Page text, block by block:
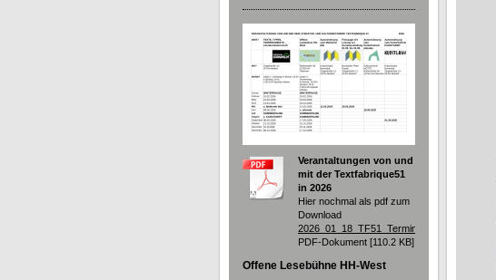
Verantaltungen von und
mit der Textfabrique51
in 2026
Hier nochmal als pdf zum
Download
2026_01_18_TF51_Termine.pdf
PDF-Dokument [110.2 KB]
Offene Lesebühne HH-West